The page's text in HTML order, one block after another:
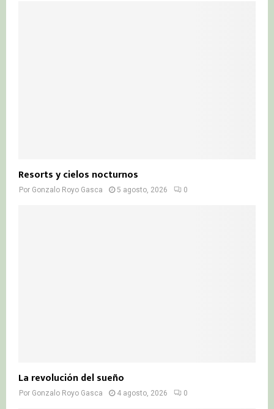
Resorts y cielos nocturnos
Por Gonzalo Royo Gasca 5 agosto, 2026 0
La revolución del sueño
Por Gonzalo Royo Gasca 4 agosto, 2026 0